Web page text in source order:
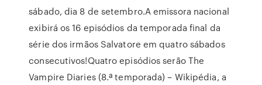
sábado, dia 8 de setembro.A emissora nacional
exibirá os 16 episódios da temporada final da
série dos irmãos Salvatore em quatro sábados
consecutivos!Quatro episódios serão The
Vampire Diaries (8.ª temporada) – Wikipédia, a